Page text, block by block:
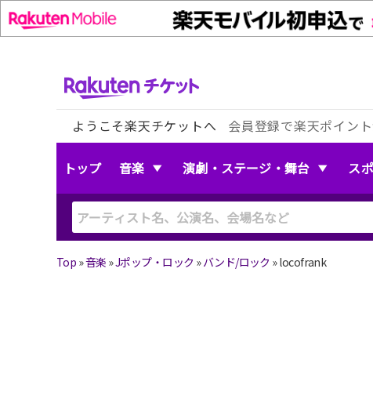
ようこそ楽天チケットへ 会員登録で楽天ポイン
トップ 音楽 演劇・ステージ・舞台 ス
Top »音楽 »Jポップ・ロック »バンド/ロック »locofrank